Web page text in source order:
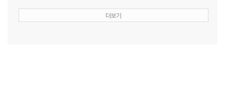
더보기